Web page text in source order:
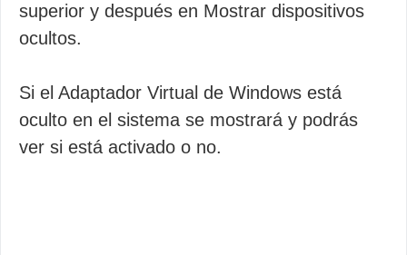
superior y después en Mostrar dispositivos
ocultos.
Si el Adaptador Virtual de Windows está
oculto en el sistema se mostrará y podrás
ver si está activado o no.